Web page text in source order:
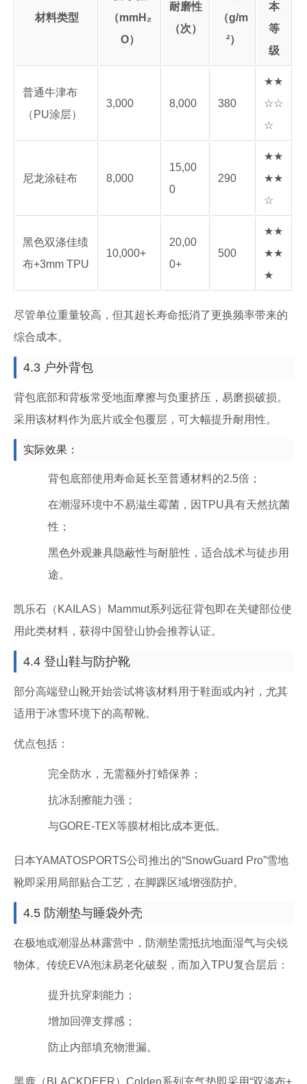
材料类型
（mmH₂
O）
耐磨性
（次）
（g/m
²）
本
等
级
普通牛津布
（PU涂层）
3,000 8,000 380
★★
☆☆
☆
尼龙涂硅布 8,000
15,00
0
290
★★
★★
☆
黑色双涤佳绩
布+3mm TPU
10,000+
20,00
0+
500
★★
★★
★
尽管单位重量较高，但其超长寿命抵消了更换频率带来的
综合成本。
4.3 户外背包
背包底部和背板常受地面摩擦与负重挤压，易磨损破损。
采用该材料作为底片或全包覆层，可大幅提升耐用性。
实际效果：
背包底部使用寿命延长至普通材料的2.5倍；
在潮湿环境中不易滋生霉菌，因TPU具有天然抗菌
性；
黑色外观兼具隐蔽性与耐脏性，适合战术与徒步用
途。
凯乐石（KAILAS）Mammut系列远征背包即在关键部位使
用此类材料，获得中国登山协会推荐认证。
4.4 登山鞋与防护靴
部分高端登山靴开始尝试将该材料用于鞋面或内衬，尤其
适用于冰雪环境下的高帮靴。
优点包括：
完全防水，无需额外打蜡保养；
抗冰刮擦能力强；
与GORE-TEX等膜材相比成本更低。
日本YAMATOSPORTS公司推出的“SnowGuard Pro”雪地
靴即采用局部贴合工艺，在脚踝区域增强防护。
4.5 防潮垫与睡袋外壳
在极地或潮湿丛林露营中，防潮垫需抵抗地面湿气与尖锐
物体。传统EVA泡沫易老化破裂，而加入TPU复合层后：
提升抗穿刺能力；
增加回弹支撑感；
防止内部填充物泄漏。
黑鹿（BLACKDEER）Colden系列充气垫即采用“双涤布+